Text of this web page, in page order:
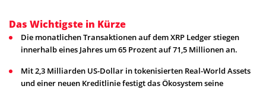
Das Wichtigste in Kürze
Die monatlichen Transaktionen auf dem XRP Ledger stiegen
innerhalb eines Jahres um 65 Prozent auf 71,5 Millionen an.
Mit 2,3 Milliarden US-Dollar in tokenisierten Real-World Assets
und einer neuen Kreditlinie festigt das Ökosystem seine